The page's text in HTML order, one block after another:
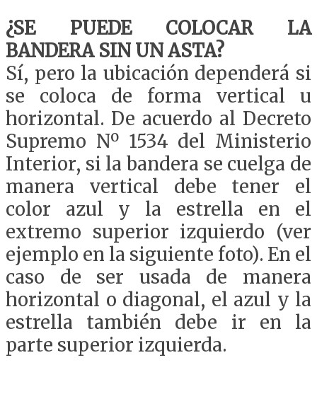
¿SE PUEDE COLOCAR LA
BANDERA SIN UN ASTA?
Sí, pero la ubicación dependerá si
se coloca de forma vertical u
horizontal. De acuerdo al Decreto
Supremo Nº 1534 del Ministerio
Interior, si la bandera se cuelga de
manera vertical debe tener el
color azul y la estrella en el
extremo superior izquierdo (ver
ejemplo en la siguiente foto). En el
caso de ser usada de manera
horizontal o diagonal, el azul y la
estrella también debe ir en la
parte superior izquierda.